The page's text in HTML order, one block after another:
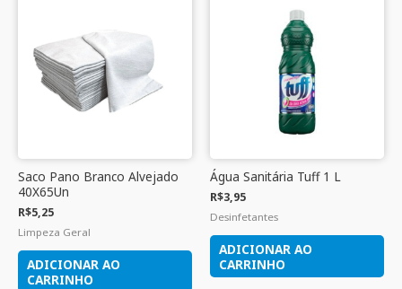
Saco Pano Branco Alvejado
40X65Un
R$5,25
Limpeza Geral
ADICIONAR AO
CARRINHO
Água Sanitária Tuff 1 L
R$3,95
Desinfetantes
ADICIONAR AO
CARRINHO